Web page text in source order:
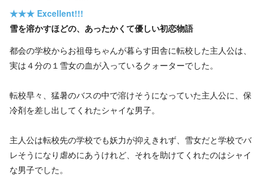
★★★ Excellent!!!
雪を溶かすほどの、あったかくて優しい初恋物語
都会の学校からお祖母ちゃんが暮らす田舎に転校した主人公は、
実は４分の１雪女の血が入っているクォーターでした。
転校早々、猛暑のバスの中で溶けそうになっていた主人公に、保
冷剤を差し出してくれたシャイな男子。
主人公は転校先の学校でも妖力が抑えきれず、雪女だと学校でバ
レそうになり虐めにあうけれど、それを助けてくれたのはシャイ
な男子でした。